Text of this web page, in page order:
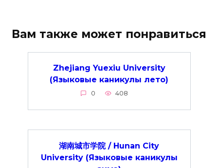
Вам также может понравиться
Zhejiang Yuexiu University
(Языковые каникулы лето)
0 408
湖南城市学院 / Hunan City
University (Языковые каникулы